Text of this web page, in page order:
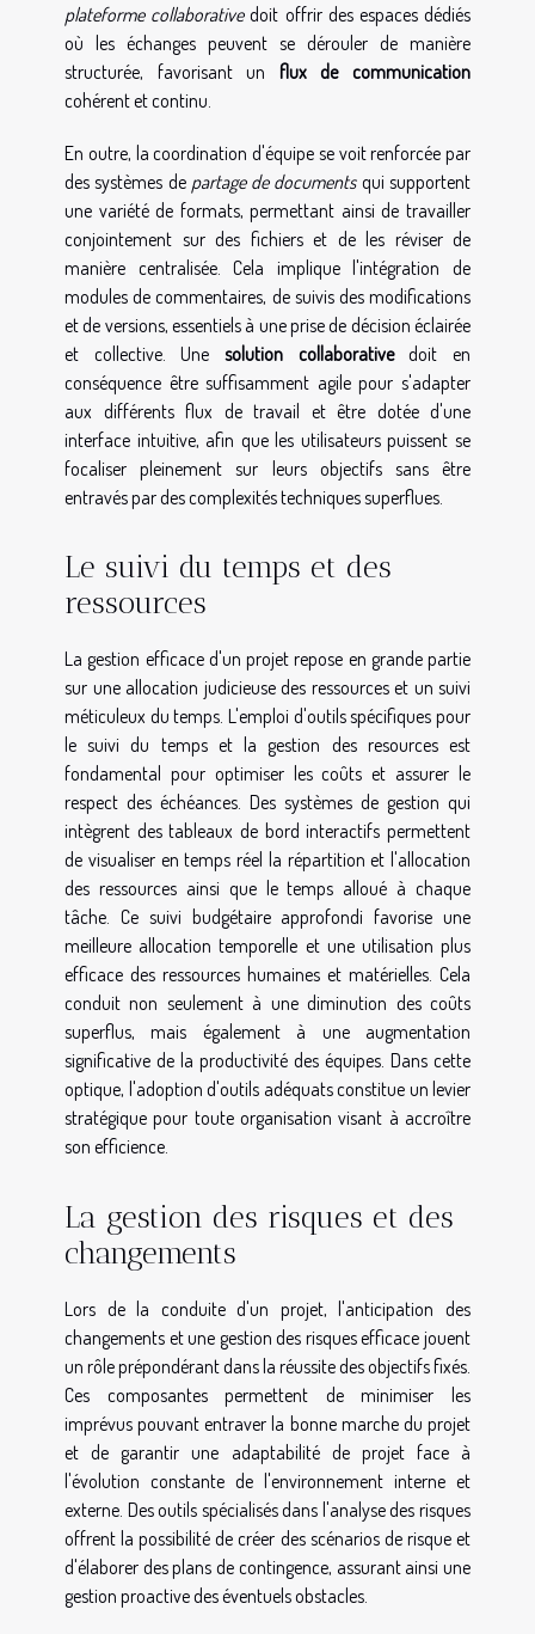
plateforme collaborativedoit offrir des espaces dédiés
où les échanges peuvent se dérouler de manière
structurée, favorisant un flux de communication
cohérent et continu.
En outre, la coordination d'équipe se voit renforcée par
des systèmes de partage de documentsqui supportent
une variété de formats, permettant ainsi de travailler
conjointement sur des fichiers et de les réviser de
manière centralisée. Cela implique l'intégration de
modules de commentaires, de suivis des modifications
et de versions, essentiels à une prise de décision éclairée
et collective. Une solution collaborativedoit en
conséquence être suffisamment agile pour s'adapter
aux différents flux de travail et être dotée d'une
interface intuitive, afin que les utilisateurs puissent se
focaliser pleinement sur leurs objectifs sans être
entravés par des complexités techniques superflues.
Le suivi du temps et des
ressources
La gestion efficace d'un projet repose en grande partie
sur une allocation judicieuse des ressources et un suivi
méticuleux du temps. L'emploi d'outils spécifiques pour
le suivi du temps et la gestion des resources est
fondamental pour optimiser les coûts et assurer le
respect des échéances. Des systèmes de gestion qui
intègrent des tableaux de bord interactifs permettent
de visualiser en temps réel la répartition et l'allocation
des ressources ainsi que le temps alloué à chaque
tâche. Ce suivi budgétaire approfondi favorise une
meilleure allocation temporelle et une utilisation plus
efficace des ressources humaines et matérielles. Cela
conduit non seulement à une diminution des coûts
superflus, mais également à une augmentation
significative de la productivité des équipes. Dans cette
optique, l'adoption d'outils adéquats constitue un levier
stratégique pour toute organisation visant à accroître
son efficience.
La gestion des risques et des
changements
Lors de la conduite d'un projet, l'anticipation des
changements et une gestion des risques efficace jouent
un rôle prépondérant dans la réussite des objectifs fixés.
Ces composantes permettent de minimiser les
imprévus pouvant entraver la bonne marche du projet
et de garantir une adaptabilité de projet face à
l'évolution constante de l'environnement interne et
externe. Des outils spécialisés dans l'analyse des risques
offrent la possibilité de créer des scénarios de risque et
d'élaborer des plans de contingence, assurant ainsi une
gestion proactive des éventuels obstacles.